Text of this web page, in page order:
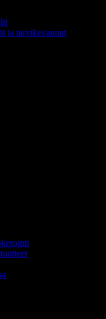
ja tarvikevaunut